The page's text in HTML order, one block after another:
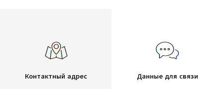
Контактный адрес Данные для связи